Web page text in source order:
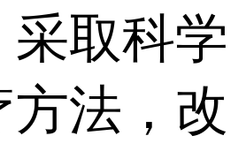
采取科学
方法，改